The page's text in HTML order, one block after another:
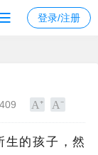
登录/注册
的孩子，然